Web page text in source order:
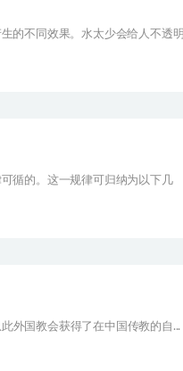
的不同效果。水太少会给人不透
循的。这一规律可归纳为以下几
外国教会获得了在中国传教的自...